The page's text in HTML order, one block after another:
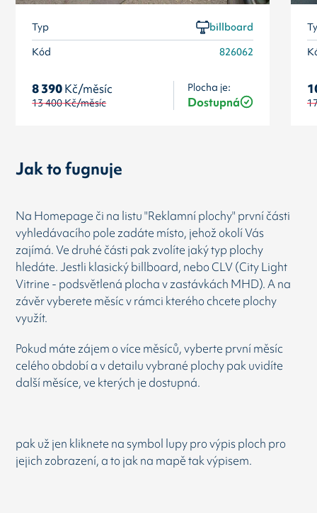
Typ
billboard
Kód
826062
8 390Kč/měsíc
13 400Kč/měsíc
Plocha je:
Dostupná
Jak to fugnuje
Na Homepage či na listu "Reklamní plochy" první části
vyhledávacího pole zadáte místo, jehož okolí Vás
zajímá. Ve druhé části pak zvolíte jaký typ plochy
hledáte. Jestli klasický billboard, nebo CLV (City Light
Vitrine - podsvětlená plocha v zastávkách MHD). A na
závěr vyberete měsíc v rámci kterého chcete plochy
využít.
Pokud máte zájem o více měsíců, vyberte první měsíc
celého období a v detailu vybrané plochy pak uvidíte
další měsíce, ve kterých je dostupná.
pak už jen kliknete na symbol lupy pro výpis ploch pro
jejich zobrazení, a to jak na mapě tak výpisem.